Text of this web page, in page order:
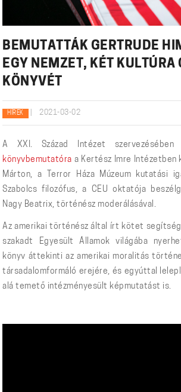
BEMUTATTÁK GERTRUDE
EGY NEMZET, KÉT KULTÚRA
KÖNYVÉT
HÍREK 2021-03-02
A XXI. Század Intézet szervezésében
könyvbemutatóra a Kertész Imre Intézetben
Márton, a Terror Háza Múzeum kutatási
Szabolcs filozófus, a CEU oktatója
Nagy Beatrix, történész moderálásával.
Az amerikai történész által írt kötet
szakadt Egyesült Államok világába
könyv áttekinti az amerikai moralitás
társadalomformáló erejére, és egyúttal
alá temető intézményesült képmutatást is.